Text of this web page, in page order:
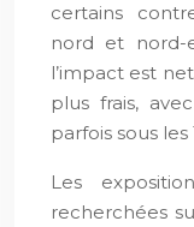
certains
nord et nord-
l’impact est
plus frais,
parfois sous les
Les
recherchées